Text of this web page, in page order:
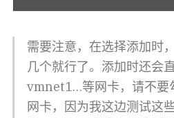
需要注意，在选择添加时
几个就行了。添加时还会
vmnet1…等网卡，请不要
网卡，因为我这边测试这